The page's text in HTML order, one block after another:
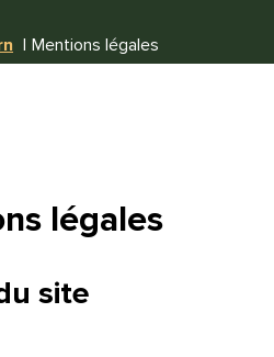
Mentions légales
légales
site